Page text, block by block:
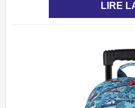
LIRE